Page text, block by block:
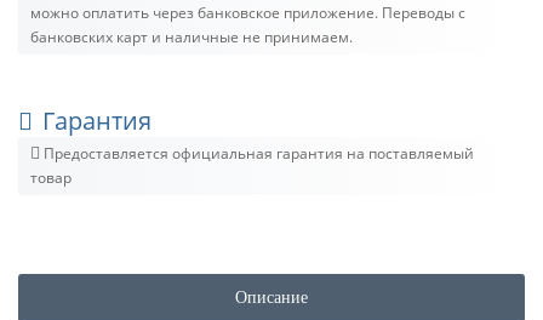
можно оплатить через банковское приложение. Переводы с
банковских карт и наличные не принимаем.
Гарантия
Предоставляется официальная гарантия на поставляемый
товар
Описание